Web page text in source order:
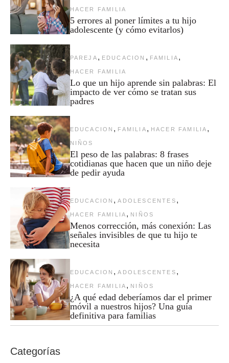
HACER FAMILIA
5 errores al poner límites a tu hijo
adolescente (y cómo evitarlos)
PAREJA , EDUCACION , FAMILIA ,
HACER FAMILIA
Lo que un hijo aprende sin palabras: El
impacto de ver cómo se tratan sus
padres
EDUCACION , FAMILIA , HACER FAMILIA ,
NIÑOS
El peso de las palabras: 8 frases
cotidianas que hacen que un niño deje
de pedir ayuda
EDUCACION , ADOLESCENTES ,
HACER FAMILIA , NIÑOS
Menos corrección, más conexión: Las
señales invisibles de que tu hijo te
necesita
EDUCACION , ADOLESCENTES ,
HACER FAMILIA , NIÑOS
¿A qué edad deberíamos dar el primer
móvil a nuestros hijos? Una guía
definitiva para familias
Categorías